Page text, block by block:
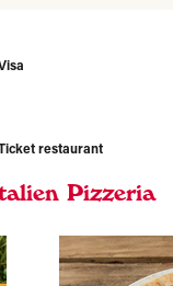
restaurant
Pizzeria